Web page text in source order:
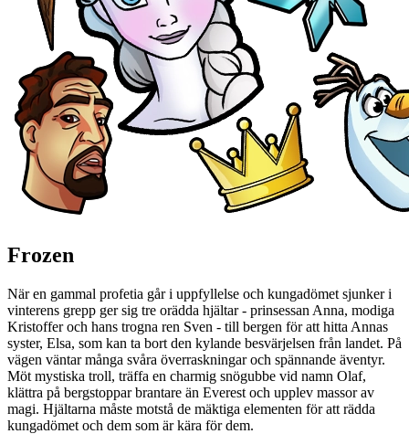
Frozen
När en gammal profetia går i uppfyllelse och kungadömet sjunker i
vinterens grepp ger sig tre orädda hjältar - prinsessan Anna, modiga
Kristoffer och hans trogna ren Sven - till bergen för att hitta Annas
syster, Elsa, som kan ta bort den kylande besvärjelsen från landet. På
vägen väntar många svåra överraskningar och spännande äventyr.
Möt mystiska troll, träffa en charmig snögubbe vid namn Olaf,
klättra på bergstoppar brantare än Everest och upplev massor av
magi. Hjältarna måste motstå de mäktiga elementen för att rädda
kungadömet och dem som är kära för dem.